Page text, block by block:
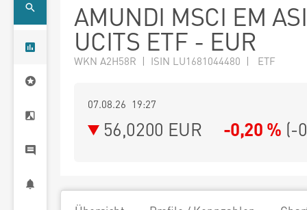
AMUNDI MSCI EM
UCITS ETF - EUR
WKN A2H58R | ISIN LU1681044480 | ETF
07.08.26 19:27
56,0200 EUR -0,20 % (-